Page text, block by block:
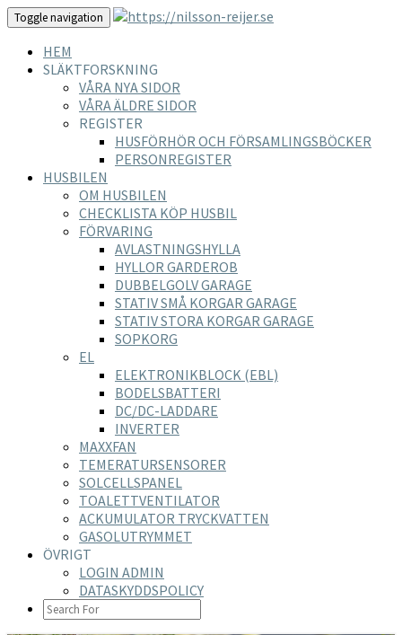
Toggle navigation
HEM
SLÄKTFORSKNING
VÅRA NYA SIDOR
VÅRA ÄLDRE SIDOR
REGISTER
HUSFÖRHÖR OCH FÖRSAMLINGSBÖCKER
PERSONREGISTER
HUSBILEN
OM HUSBILEN
CHECKLISTA KÖP HUSBIL
FÖRVARING
AVLASTNINGSHYLLA
HYLLOR GARDEROB
DUBBELGOLV GARAGE
STATIV SMÅ KORGAR GARAGE
STATIV STORA KORGAR GARAGE
SOPKORG
EL
ELEKTRONIKBLOCK (EBL)
BODELSBATTERI
DC/DC-LADDARE
INVERTER
MAXXFAN
TEMERATURSENSORER
SOLCELLSPANEL
TOALETTVENTILATOR
ACKUMULATOR TRYCKVATTEN
GASOLUTRYMMET
ÖVRIGT
LOGIN ADMIN
DATASKYDDSPOLICY
SEARCH
ICON